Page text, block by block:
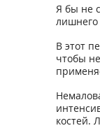
Я бы не
лишнего
В этот
чтобы
костей.